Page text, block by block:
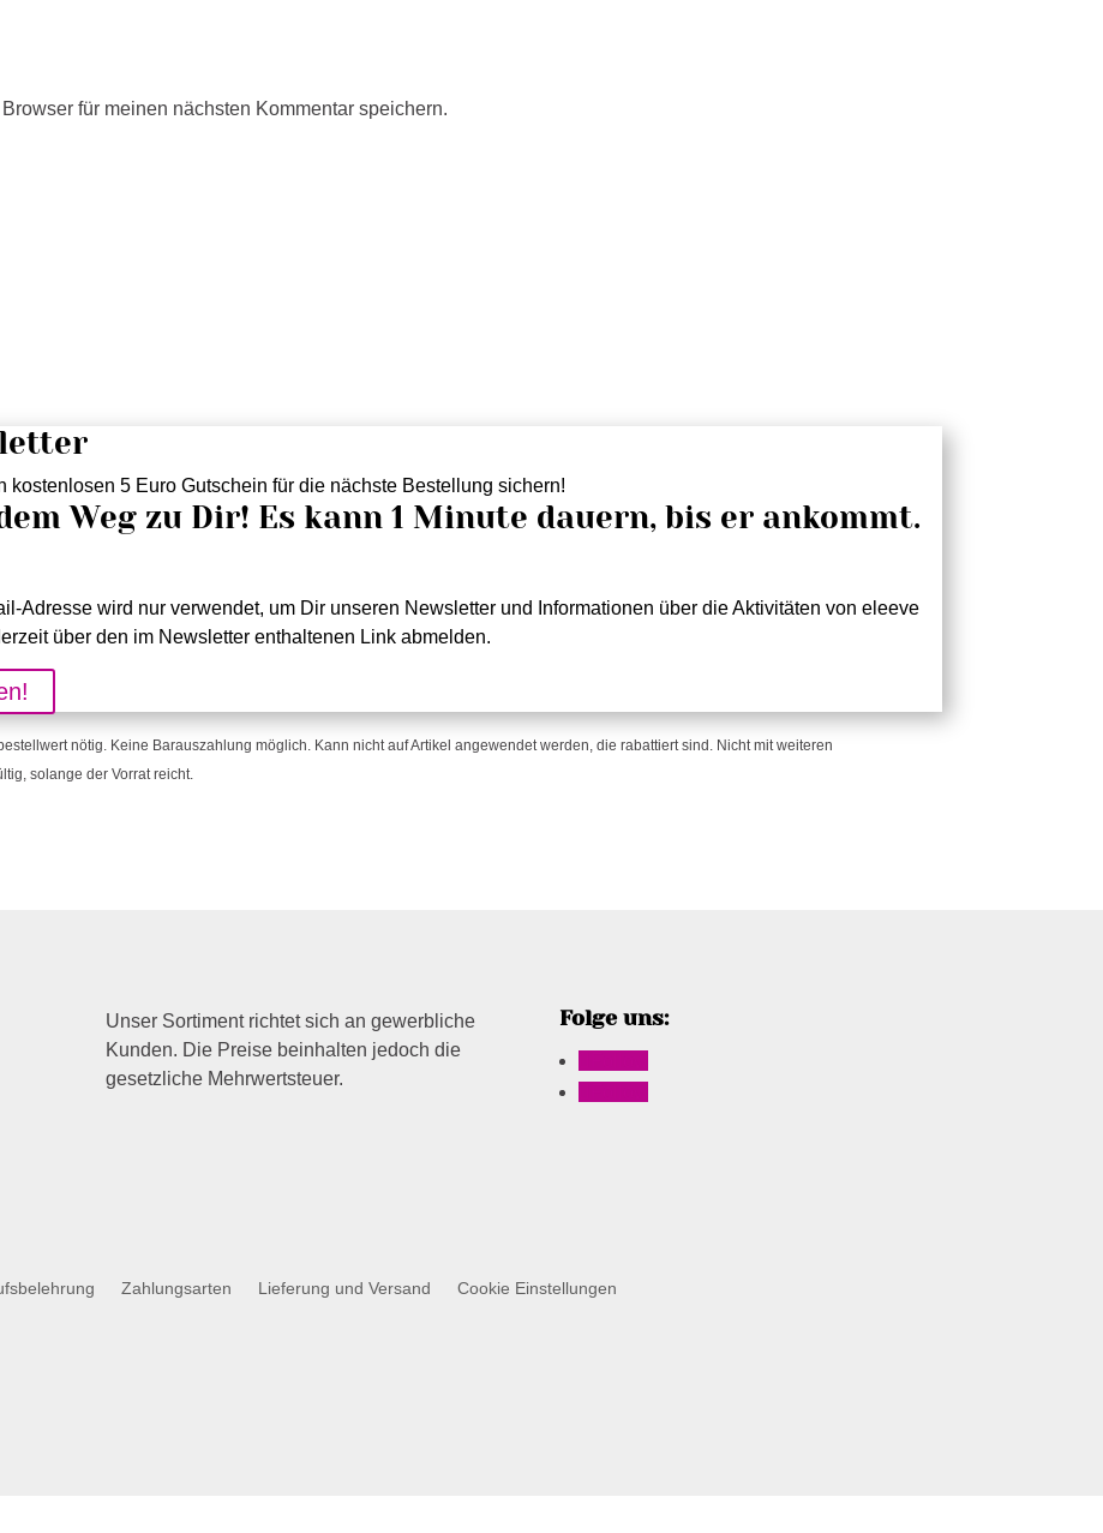
für meinen nächsten Kommentar speichern.
kostenlosen 5 Euro Gutschein für die nächste Bestellung sichern!
Weg zu Dir! Es kann 1 Minute dauern, bis er ankommt.
Adresse wird nur verwendet, um Dir unseren Newsletter und Informationen über die Aktivitäten von eleeve
über den im Newsletter enthaltenen Link abmelden.
nötig. Keine Barauszahlung möglich. Kann nicht auf Artikel angewendet werden, die rabattiert sind. Nicht mit weiteren
solange der Vorrat reicht.
Unser Sortiment richtet sich an gewerbliche
Kunden. Die Preise beinhalten jedoch die
gesetzliche Mehrwertsteuer.
Folge uns:
Zahlungsarten Lieferung und Versand Cookie Einstellungen